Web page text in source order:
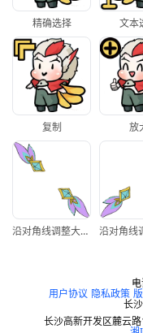
精确选择 文本
复制 放
沿对角线调整大小1
用户协议 隐私政策
长
长沙高新开发区麓云